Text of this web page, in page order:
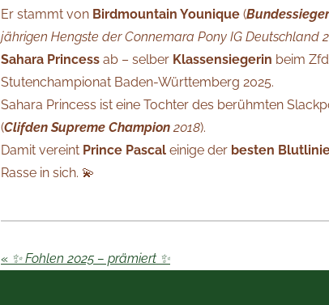
Er stammt von Birdmountain Younique (Bundessieger
jährigen Hengste der Connemara Pony IG Deutschland
Sahara Princess ab – selber Klassensiegerin beim
Stutenchampionat Baden-Württemberg 2025.
Sahara Princess ist eine Tochter des berühmten
(Clifden Supreme Champion2018).
Damit vereint Prince Pascal einige der besten
Rasse in sich. 💫
« ✨ Fohlen 2025 – prämiert ✨